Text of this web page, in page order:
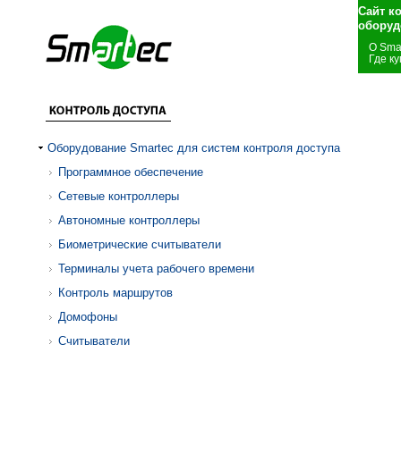
Сайт
О
Где
Оборудование Smartec для систем контроля доступа
Программное обеспечение
Сетевые контроллеры
Автономные контроллеры
Биометрические считыватели
Терминалы учета рабочего времени
Контроль маршрутов
Домофоны
Считыватели